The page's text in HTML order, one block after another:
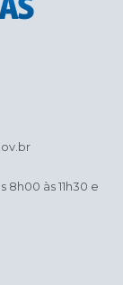
8h00 às 11h30 e